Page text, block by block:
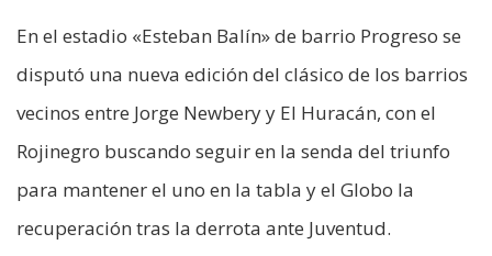
En el estadio «Esteban Balín» de barrio Progreso se
disputó una nueva edición del clásico de los barrios
vecinos entre Jorge Newbery y El Huracán, con el
Rojinegro buscando seguir en la senda del triunfo
para mantener el uno en la tabla y el Globo la
recuperación tras la derrota ante Juventud.